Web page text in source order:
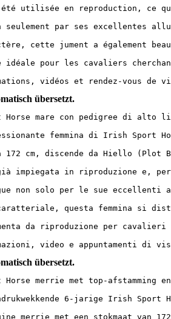
été utilisée en reproduction, ce
seulement par ses excellentes
cette jument a également
idéale pour les cavaliers
vidéos et rendez-vous de
übersetzt.
Horse mare con pedigree di alto
femmina di Irish Sport
172 cm, discende da Hiello
impiegata in riproduzione e,
non solo per le sue eccellenti
questa femmina si
da riproduzione per
video e appuntamenti di
übersetzt.
Horse merrie met top-
6-jarige Irish Sport
merrie met een stokmaat